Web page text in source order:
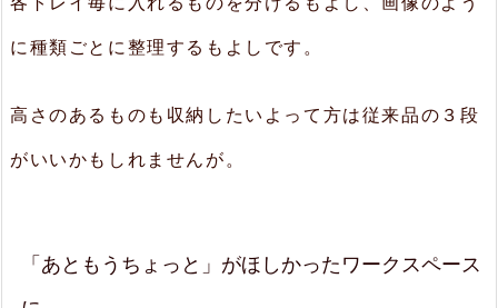
と
に種類ごとに整理するもよしです。
高さのあるものも収納したいよって方は従来品の３段
がいいかもしれませんが。
「あともうちょっと」がほしかったワークスペース